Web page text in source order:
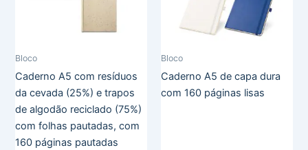
Bloco
Caderno A5 com resíduos
da cevada (25%) e trapos
de algodão reciclado (75%)
com folhas pautadas, com
160 páginas pautadas
Bloco
Caderno A5 de capa dura
com 160 páginas lisas